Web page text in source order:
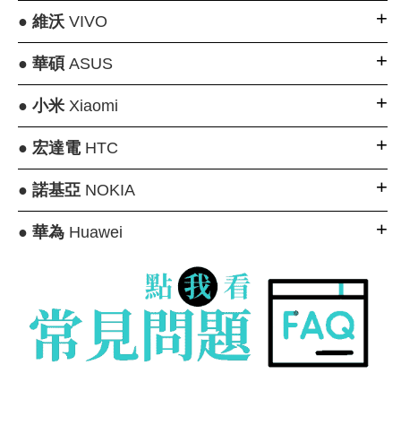
● 維沃VIVO
● 華碩 ASUS
● 小米Xiaomi
● 宏達電HTC
● 諾基亞NOKIA
● 華為Huawei